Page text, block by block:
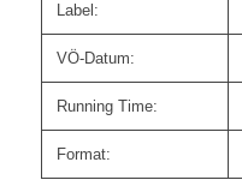
Label:
VÖ-Datum:
Running Time:
Format: